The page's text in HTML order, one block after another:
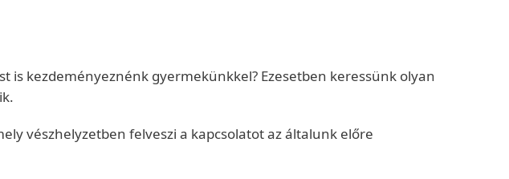
kezdeményeznénk gyermekünkkel? Ezesetben keressünk olyan
vészhelyzetben felveszi a kapcsolatot az általunk előre